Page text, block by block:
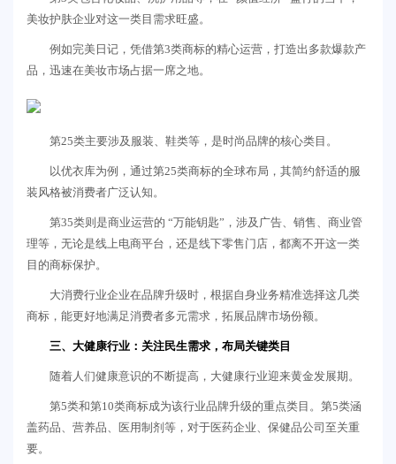
美妆护肤企业对这一类目需求旺盛。
例如完美日记，凭借第3类商标的精心运营，打造出多款爆款产
品，迅速在美妆市场占据一席之地。
第25类主要涉及服装、鞋类等，是时尚品牌的核心类目。
以优衣库为例，通过第25类商标的全球布局，其简约舒适的服
装风格被消费者广泛认知。
第35类则是商业运营的 “万能钥匙”，涉及广告、销售、商业管
理等，无论是线上电商平台，还是线下零售门店，都离不开这一类
目的商标保护。
大消费行业企业在品牌升级时，根据自身业务精准选择这几类
商标，能更好地满足消费者多元需求，拓展品牌市场份额。
三、 大健康行业：关注民生需求，布局关键类目
随着人们健康意识的不断提高，大健康行业迎来黄金发展期。
第5类和第10类商标成为该行业品牌升级的重点类目。第5类涵
盖药品、营养品、医用制剂等，对于医药企业、保健品公司至关重
要。